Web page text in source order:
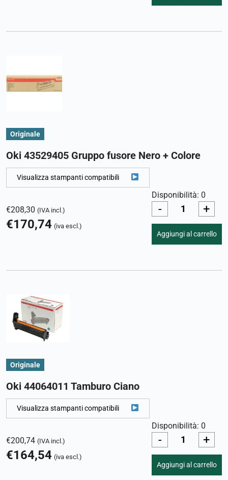
Originale
Oki 43529405 Gruppo fusore Nero + Colore
Visualizza stampanti compatibili
€208,30 (IVA incl.)
€170,74 (iva escl.)
Disponibilità: 0
- +
Aggiungi al carrello
Originale
Oki 44064011 Tamburo Ciano
Visualizza stampanti compatibili
€200,74 (IVA incl.)
€164,54 (iva escl.)
Disponibilità: 0
- +
Aggiungi al carrello